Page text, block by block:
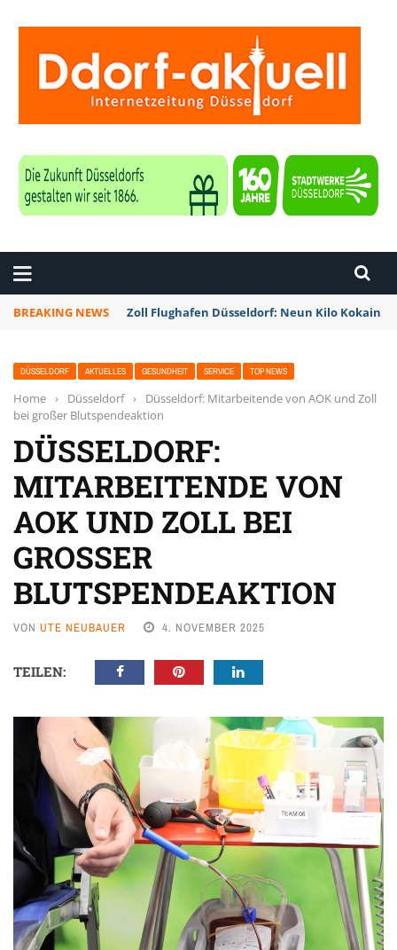
BREAKING NEWS Zoll Flughafen Düsseldorf: Neun Kilo Kokain
DÜSSELDORF AKTUELLES GESUNDHEIT SERVICE TOP NEWS
Home › Düsseldorf ›
Düsseldorf: Mitarbeitende von AOK und Zoll
bei großer Blutspendeaktion
DÜSSELDORF:
MITARBEITENDE VON
AOK UND ZOLL BEI
GROSSER B
LUTSPENDEAKTION
VON UTE NEUBAUER 4. NOVEMBER 2025
TEILEN: